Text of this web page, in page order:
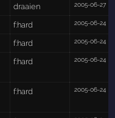
draaien 2005-06-27
f:hard 2005-06-24
f:hard 2005-06-24
f:hard 2005-06-24
f:hard 2005-06-24